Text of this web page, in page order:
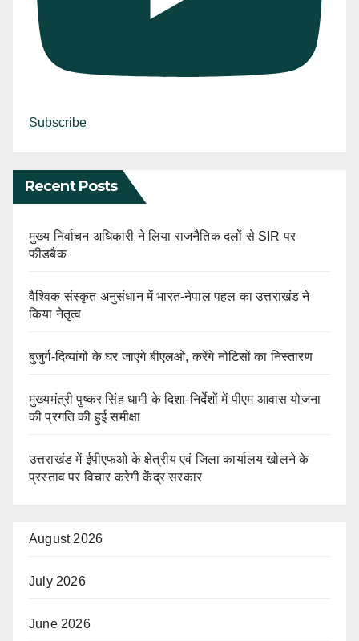
Subscribe
Recent Posts
मुख्य निर्वाचन अधिकारी ने लिया राजनैतिक दलों से SIR पर
फीडबैक
वैश्विक संस्कृत अनुसंधान में भारत-नेपाल पहल का उत्तराखंड ने
किया नेतृत्व
बुजुर्ग-दिव्यांगों के घर जाएंगे बीएलओ, करेंगे नोटिसों का निस्तारण
मुख्यमंत्री पुष्कर सिंह धामी के दिशा-निर्देशों में पीएम आवास योजना
की प्रगति की हुई समीक्षा
उत्तराखंड में ईपीएफओ के क्षेत्रीय एवं जिला कार्यालय खोलने के
प्रस्ताव पर विचार करेगी केंद्र सरकार
August 2026
July 2026
June 2026